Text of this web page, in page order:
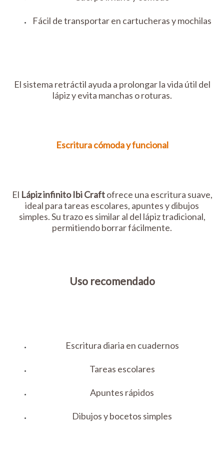
Fácil de transportar en cartucheras y mochilas
El sistema retráctil ayuda a prolongar la vida útil del
lápiz y evita manchas o roturas.
Escritura cómoda y funcional
El Lápiz infinito Ibi Craftofrece una escritura suave,
ideal para tareas escolares, apuntes y dibujos
simples. Su trazo es similar al del lápiz tradicional,
permitiendo borrar fácilmente.
Uso recomendado
Escritura diaria en cuadernos
Tareas escolares
Apuntes rápidos
Dibujos y bocetos simples